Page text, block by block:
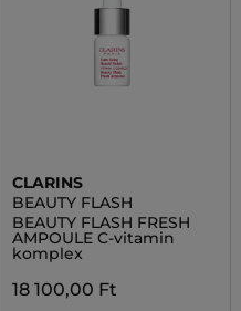
CLARINS
BEAUTY FLASH
BEAUTY FLASH FRESH
AMPOULE C-vitamin
komplex
18 100,00 Ft